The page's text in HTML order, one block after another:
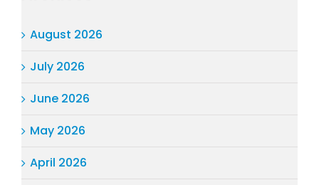
August 2026
July 2026
June 2026
May 2026
April 2026